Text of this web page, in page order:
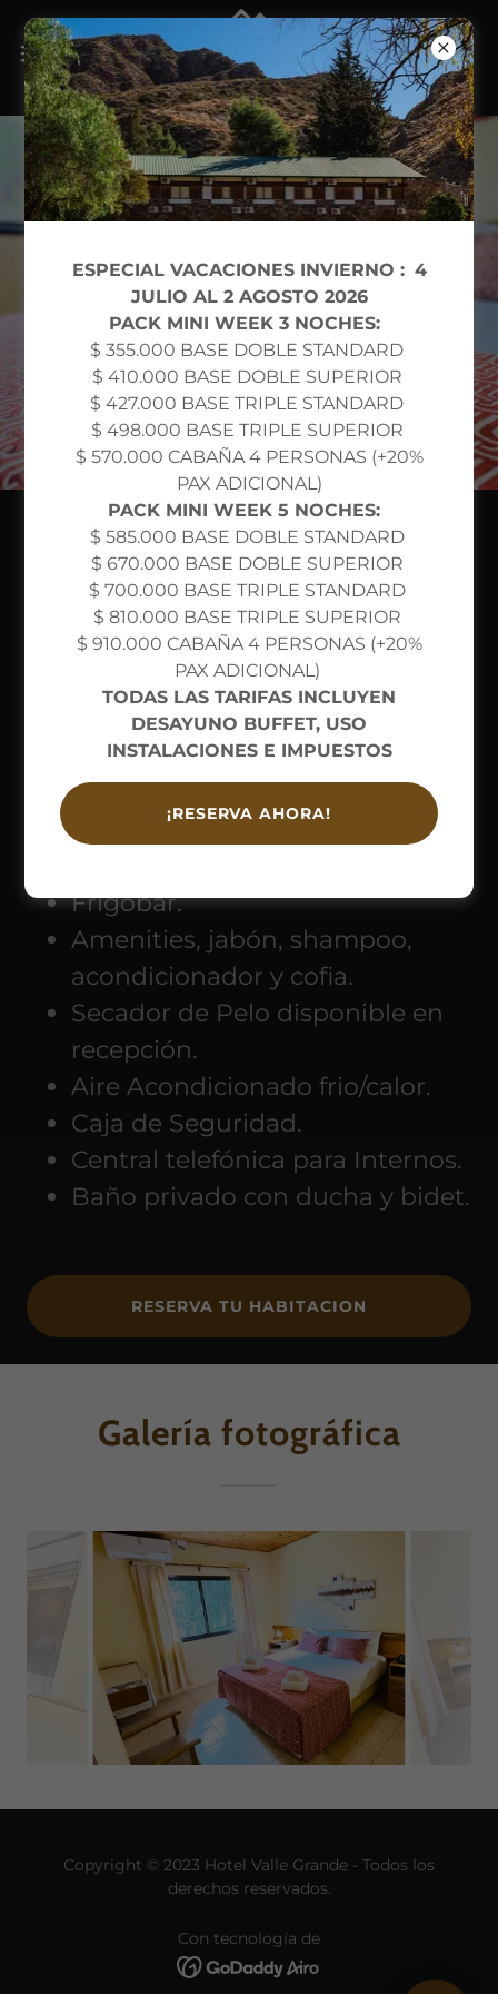
Habitación Vista
Jardín - Estándar
TV 32″ c/ DirecTV.
Rooming configurable: Camas
Sommier King / Sommier
individuales / Camas Marineras /
Frigobar.
Amenities, jabón, shampoo,
acondicionador y cofia.
Secador de Pelo disponible en
recepción.
Aire Acondicionado frio/calor.
Caja de Seguridad.
Central telefónica para Internos.
Baño privado con ducha y bidet.
RESERVA TU HABITACION
Galería fotográfica
Copyright © 2023 Hotel Valle Grande - Todos los
derechos reservados.
Con tecnología de
ESPECIAL VACACIONES INVIERNO : 4
JULIO AL 2 AGOSTO 2026
PACK MINI WEEK 3 NOCHES:
$ 355.000 BASE DOBLE STANDARD
$ 410.000 BASE DOBLE SUPERIOR
$ 427.000 BASE TRIPLE STANDARD
$ 498.000 BASE TRIPLE SUPERIOR
$ 570.000 CABAÑA 4 PERSONAS (+20%
PAX ADICIONAL)
PACK MINI WEEK 5 NOCHES:
$ 585.000 BASE DOBLE STANDARD
$ 670.000 BASE DOBLE SUPERIOR
$ 700.000 BASE TRIPLE STANDARD
$ 810.000 BASE TRIPLE SUPERIOR
$ 910.000 CABAÑA 4 PERSONAS (+20%
PAX ADICIONAL)
TODAS LAS TARIFAS INCLUYEN
DESAYUNO BUFFET, USO
INSTALACIONES E IMPUESTOS
¡RESERVA AHORA!